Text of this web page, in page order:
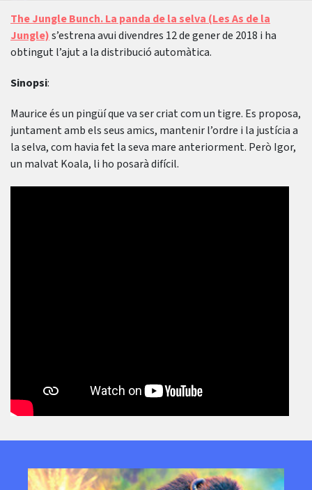
The Jungle Bunch. La panda de la selva (Les As de la
Jungle)s’estrena avui divendres 12 de gener de 2018 i ha
obtingut l’ajut a la distribució automàtica.
Sinopsi:
Maurice és un pingüí que va ser criat com un tigre. Es proposa,
juntament amb els seus amics, mantenir l’ordre i la justícia a
la selva, com havia fet la seva mare anteriorment. Però Igor,
un malvat Koala, li ho posarà difícil.